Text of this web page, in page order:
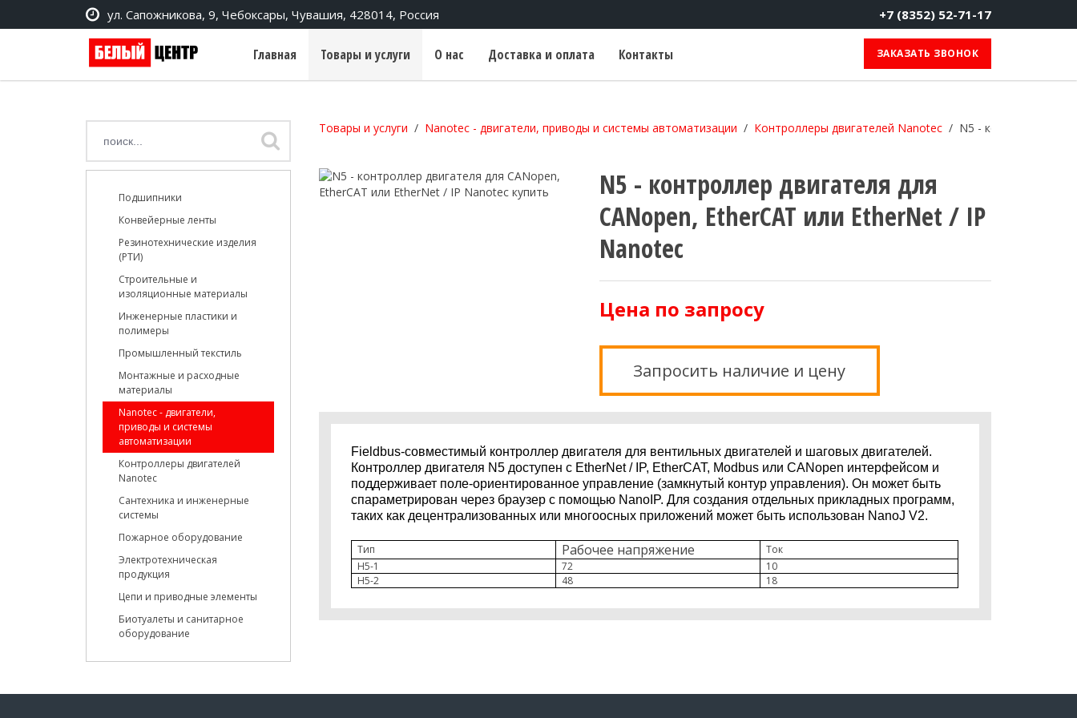
ул. Сапожникова, 9, Чебоксары, Чувашия, 428014, Россия +7 (8352) 52-71-17
Главная Товары и услуги О нас Доставка и оплата Контакты ЗАКАЗАТЬ ЗВОНОК
Подшипники
Конвейерные ленты
Резинотехнические изделия
(РТИ)
Строительные и
изоляционные материалы
Инженерные пластики и
полимеры
Промышленный текстиль
Монтажные и расходные
материалы
Nanotec - двигатели,
приводы и системы
автоматизации
Контроллеры двигателей
Nanotec
Сантехника и инженерные
системы
Пожарное оборудование
Электротехническая
продукция
Цепи и приводные элементы
Биотуалеты и санитарное
оборудование
Товары и услуги Nanotec - двигатели, приводы и системы автоматизации Контроллеры двигателей Nanotec N5 - контроллер
N5 - контроллер двигателя для
CANopen, EtherCAT или EtherNet / IP
Nanotec
Цена по запросу
Запросить наличие и цену
Fieldbus-совместимый контроллер двигателя для вентильных двигателей и шаговых двигателей.
Контроллер двигателя N5 доступен с EtherNet / IP, EtherCAT, Modbus или CANopen интерфейсом и
поддерживает поле-ориентированное управление (замкнутый контур управления). Он может быть
спараметрирован через браузер с помощью NanoIP. Для создания отдельных прикладных программ,
таких как децентрализованных или многоосных приложений может быть использован NanoJ V2.
Тип Рабочее напряжение
Ток
Н5-1
72
10
Н5-2
48 18